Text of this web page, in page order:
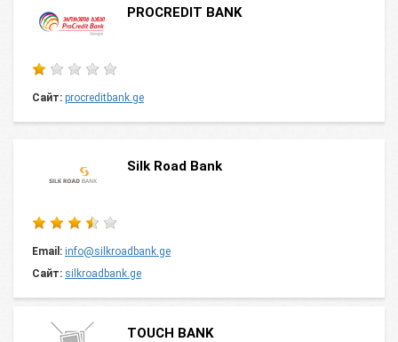
PROCREDIT BANK
Сайт: procreditbank.ge
Silk Road Bank
Email: info@silkroadbank.ge
Сайт: silkroadbank.ge
TOUCH BANK